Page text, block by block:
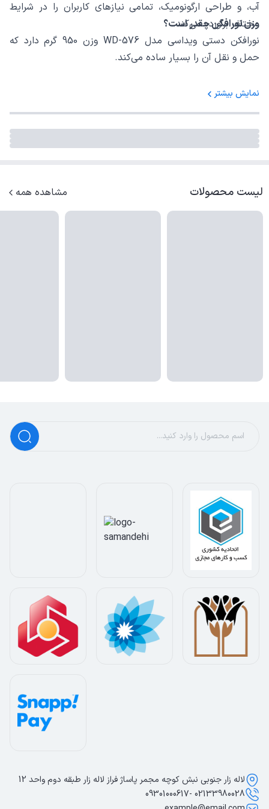
آب، و طراحی ارگونومیک، تمامی نیازهای کاربران را در شرایط
مختلف برآورده می‌کند.
وزن نورافکن چقدر است؟
نورافکن دستی ویداسی مدل WD-576 وزن 950 گرم دارد که
حمل و نقل آن را بسیار ساده می‌کند.
نگهبانی بسیار مناسب است.
نمایش بیشتر
لیست محصولات مشاهده همه
لاله زار جنوبی نبش کوچه مجمر پاساژ فراز لاله زار طبقه دوم واحد 12
02133980028 -09301000617